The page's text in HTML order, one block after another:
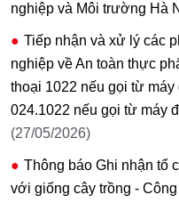
nghiệp và Môi trường Hà
Tiếp nhận và xử lý các
nghiệp về An toàn thực
thoại 1022 nếu gọi từ
024.1022 nếu gọi từ máy
(27/05/2026)
Thông báo Ghi nhận tổ
với giống cây trồng -